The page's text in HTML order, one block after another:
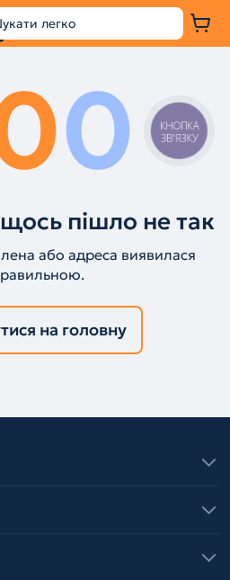
0
пішло не так
або адреса виявилася
на головну
КНОПКА
ЗВ'ЯЗКУ